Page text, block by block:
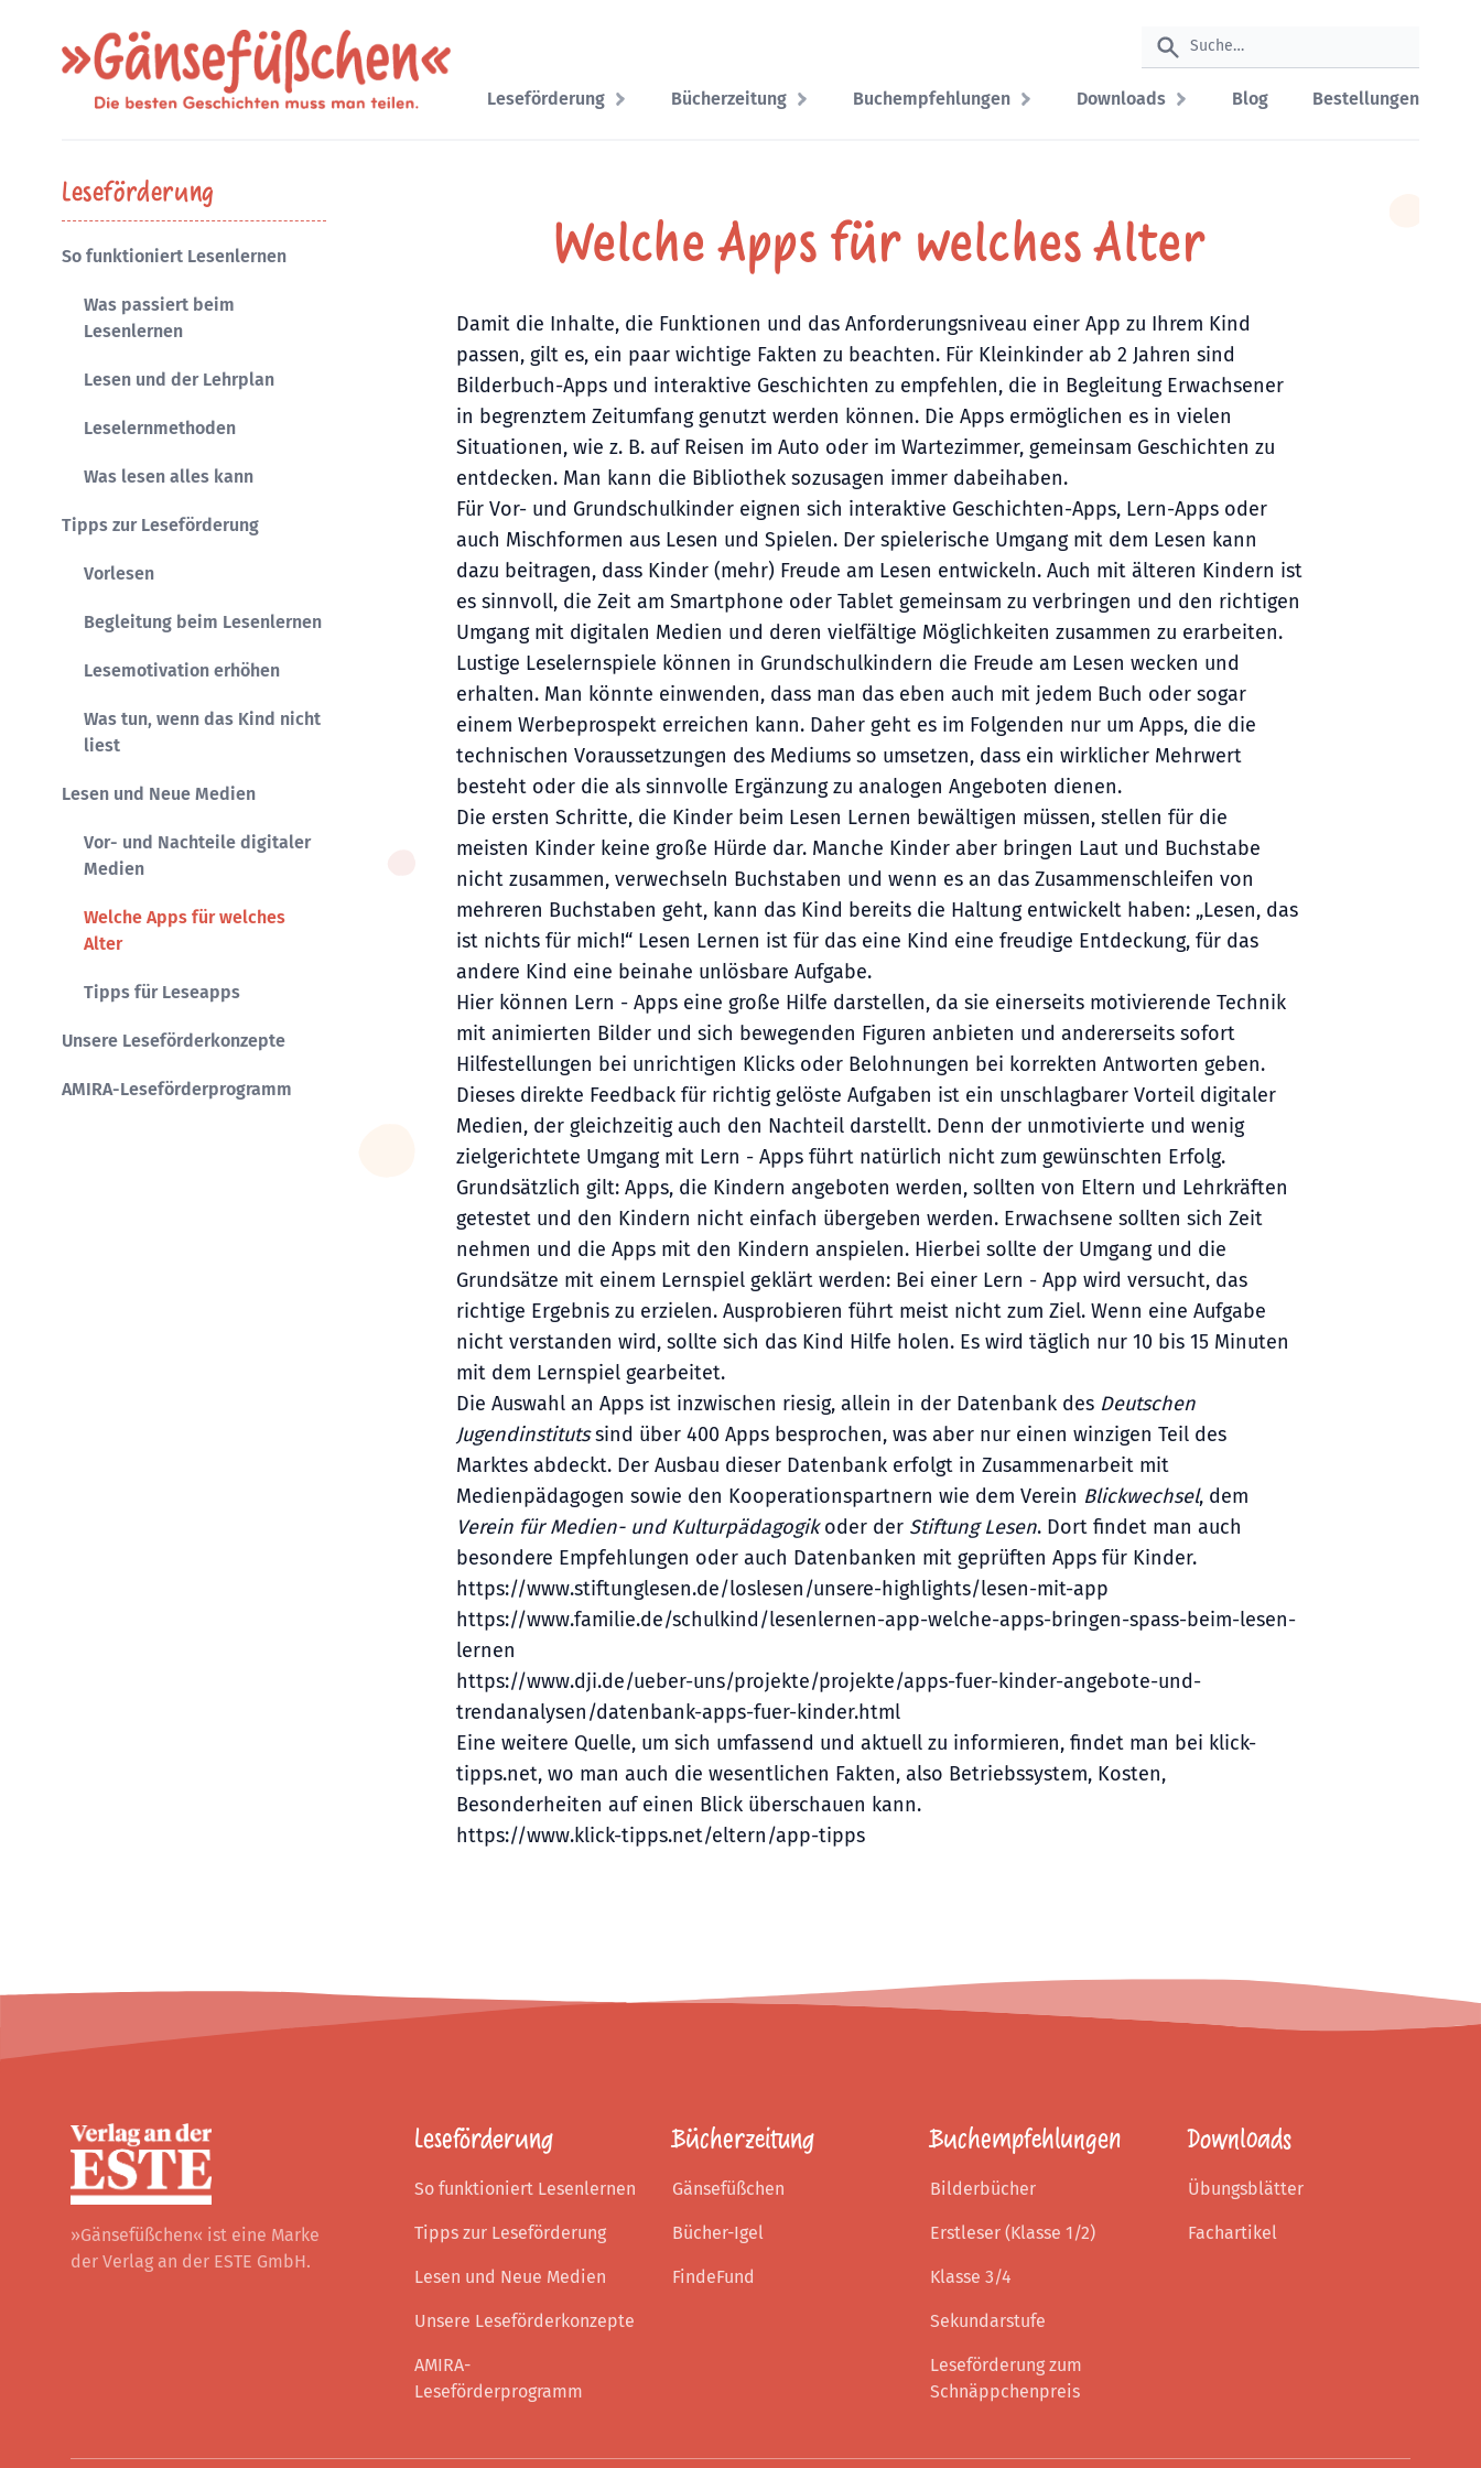
Gänsefüßchen
Leseförderung Bücherzeitung Buchempfehlungen Downloads Blog Bestellungen
Leseförderung
So funktioniert Lesenlernen
Was passiert beim
Lesenlernen
Lesen und der Lehrplan
Leselernmethoden
Was lesen alles kann
Tipps zur Leseförderung
Vorlesen
Begleitung beim Lesenlernen
Lesemotivation erhöhen
Was tun, wenn das Kind nicht
liest
Lesen und Neue Medien
Vor- und Nachteile digitaler
Medien
Welche Apps für welches
Alter
Tipps für Leseapps
Unsere Leseförderkonzepte
AMIRA-Leseförderprogramm
Welche Apps für welches Alter
Damit die Inhalte, die Funktionen und das Anforderungsniveau einer App zu Ihrem Kind
passen, gilt es, ein paar wichtige Fakten zu beachten. Für Kleinkinder ab 2 Jahren sind
Bilderbuch-Apps und interaktive Geschichten zu empfehlen, die in Begleitung Erwachsener
in begrenztem Zeitumfang genutzt werden können. Die Apps ermöglichen es in vielen
Situationen, wie z. B. auf Reisen im Auto oder im Wartezimmer, gemeinsam Geschichten zu
entdecken. Man kann die Bibliothek sozusagen immer dabeihaben.
Für Vor- und Grundschulkinder eignen sich interaktive Geschichten-Apps, Lern-Apps oder
auch Mischformen aus Lesen und Spielen. Der spielerische Umgang mit dem Lesen kann
dazu beitragen, dass Kinder (mehr) Freude am Lesen entwickeln. Auch mit älteren Kindern ist
es sinnvoll, die Zeit am Smartphone oder Tablet gemeinsam zu verbringen und den richtigen
Umgang mit digitalen Medien und deren vielfältige Möglichkeiten zusammen zu erarbeiten.
Lustige Leselernspiele können in Grundschulkindern die Freude am Lesen wecken und
erhalten. Man könnte einwenden, dass man das eben auch mit jedem Buch oder sogar
einem Werbeprospekt erreichen kann. Daher geht es im Folgenden nur um Apps, die die
technischen Voraussetzungen des Mediums so umsetzen, dass ein wirklicher Mehrwert
besteht oder die als sinnvolle Ergänzung zu analogen Angeboten dienen.
Die ersten Schritte, die Kinder beim Lesen Lernen bewältigen müssen, stellen für die
meisten Kinder keine große Hürde dar. Manche Kinder aber bringen Laut und Buchstabe
nicht zusammen, verwechseln Buchstaben und wenn es an das Zusammenschleifen von
mehreren Buchstaben geht, kann das Kind bereits die Haltung entwickelt haben: „Lesen, das
ist nichts für mich!“ Lesen Lernen ist für das eine Kind eine freudige Entdeckung, für das
andere Kind eine beinahe unlösbare Aufgabe.
Hier können Lern - Apps eine große Hilfe darstellen, da sie einerseits motivierende Technik
mit animierten Bilder und sich bewegenden Figuren anbieten und andererseits sofort
Hilfestellungen bei unrichtigen Klicks oder Belohnungen bei korrekten Antworten geben.
Dieses direkte Feedback für richtig gelöste Aufgaben ist ein unschlagbarer Vorteil digitaler
Medien, der gleichzeitig auch den Nachteil darstellt. Denn der unmotivierte und wenig
zielgerichtete Umgang mit Lern - Apps führt natürlich nicht zum gewünschten Erfolg.
Grundsätzlich gilt: Apps, die Kindern angeboten werden, sollten von Eltern und Lehrkräften
getestet und den Kindern nicht einfach übergeben werden. Erwachsene sollten sich Zeit
nehmen und die Apps mit den Kindern anspielen. Hierbei sollte der Umgang und die
Grundsätze mit einem Lernspiel geklärt werden: Bei einer Lern - App wird versucht, das
richtige Ergebnis zu erzielen. Ausprobieren führt meist nicht zum Ziel. Wenn eine Aufgabe
nicht verstanden wird, sollte sich das Kind Hilfe holen. Es wird täglich nur 10 bis 15 Minuten
mit dem Lernspiel gearbeitet.
Die Auswahl an Apps ist inzwischen riesig, allein in der Datenbank des Deutschen
Jugendinstitutssind über 400 Apps besprochen, was aber nur einen winzigen Teil des
Marktes abdeckt. Der Ausbau dieser Datenbank erfolgt in Zusammenarbeit mit
Medienpädagogen sowie den Kooperationspartnern wie dem Verein Blickwechsel, dem
Verein für Medien- und Kulturpädagogikoder der Stiftung Lesen. Dort findet man auch
besondere Empfehlungen oder auch Datenbanken mit geprüften Apps für Kinder.
https://www.stiftunglesen.de/loslesen/unsere-highlights/lesen-mit-app
https://www.familie.de/schulkind/lesenlernen-app-welche-apps-bringen-spass-beim-lesen-
lernen
https://www.dji.de/ueber-uns/projekte/projekte/apps-fuer-kinder-angebote-und-
trendanalysen/datenbank-apps-fuer-kinder.html
Eine weitere Quelle, um sich umfassend und aktuell zu informieren, findet man bei klick-
tipps.net, wo man auch die wesentlichen Fakten, also Betriebssystem, Kosten,
Besonderheiten auf einen Blick überschauen kann.
https://www.klick-tipps.net/eltern/app-tipps
»Gänsefüßchen« ist eine Marke
der Verlag an der ESTE GmbH.
Leseförderung
So funktioniert Lesenlernen
Tipps zur Leseförderung
Lesen und Neue Medien
Unsere Leseförderkonzepte
AMIRA-
Leseförderprogramm
Bücherzeitung
Gänsefüßchen
Bücher-Igel
FindeFund
Buchempfehlungen
Bilderbücher
Erstleser (Klasse 1/2)
Klasse 3/4
Sekundarstufe
Leseförderung zum
Schnäppchenpreis
Downloads
Übungsblätter
Fachartikel